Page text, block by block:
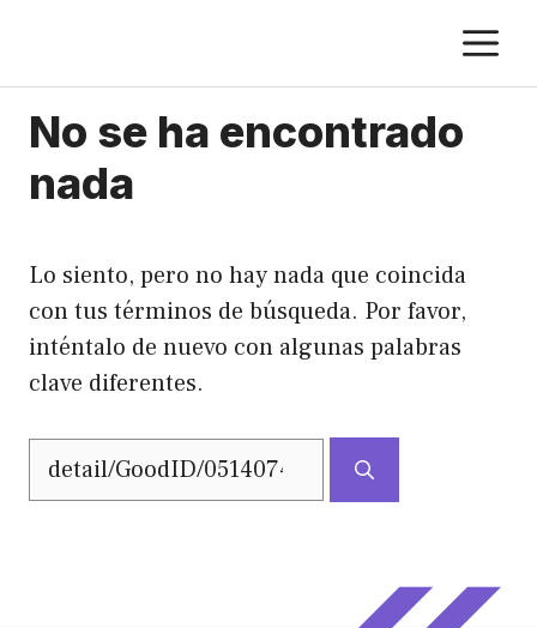
contenido
No se ha encontrado
nada
Lo siento, pero no hay nada que coincida
con tus términos de búsqueda. Por favor,
inténtalo de nuevo con algunas palabras
clave diferentes.
Buscar: